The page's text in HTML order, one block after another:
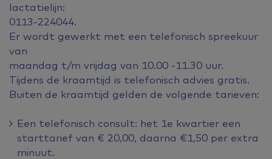
lactatielijn:
0113-224044.
Er wordt gewerkt met een telefonisch spreekuur
van
maandag t/m vrijdag van 10.00 -11.30 uur.
Tijdens de kraamtijd is telefonisch advies gratis.
Buiten de kraamtijd gelden de volgende tarieven:
Een telefonisch consult: het 1e kwartier een
starttarief van € 20,00, daarna €1,50 per extra
minuut.